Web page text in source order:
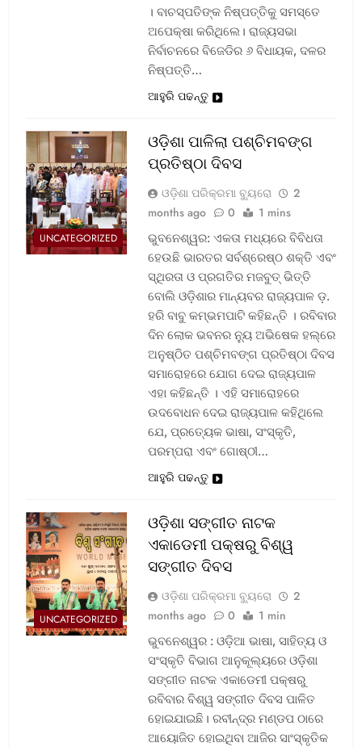
। ବାଚସ୍ପତିଙ୍କ ନିଷ୍ପତ୍ତିକୁ ସମସ୍ତେ
ଅପେକ୍ଷା କରିଥିଲେ। ରାଜ୍ୟସଭା
ନିର୍ବାଚନରେ ବିଜେଡିର ୬ ବିଧାୟକ, ଦଳର
ନିଷ୍ପତ୍ତି…
ଆହୁରି ପଢନ୍ତୁ
UNCATEGORIZED
ଓଡ଼ିଶା ପାଳିଲା ପଶ୍ଚିମବଙ୍ଗ
ପ୍ରତିଷ୍ଠା ଦିବସ
ଓଡ଼ିଶା ପରିକ୍ରମା ବ୍ୟୁରୋ
2
months ago
0 1 mins
ଭୁବନେଶ୍ୱର: ଏକତା ମଧ୍ୟରେ ବିବିଧତା
ହେଉଛି ଭାରତର ସର୍ବଶ୍ରେଷ୍ଠ ଶକ୍ତି ଏବଂ
ସ୍ଥିରତା ଓ ପ୍ରଗତିର ମଜବୁତ୍ ଭିତ୍ତି
ବୋଲି ଓଡ଼ିଶାର ମାନ୍ୟବର ରାଜ୍ୟପାଳ ଡ଼.
ହରି ବାବୁ କମ୍ଭମପାଟି କହିଛନ୍ତି । ରବିବାର
ଦିନ ଲୋକ ଭବନର ନ୍ୟୁ ଅଭିଷେକ ହଲ୍‌ରେ
ଅନୁଷ୍ଠିତ ପଶ୍ଚିମବଙ୍ଗ ପ୍ରତିଷ୍ଠା ଦିବସ
ସମାରୋହରେ ଯୋଗ ଦେଇ ରାଜ୍ୟପାଳ
ଏହା କହିଛନ୍ତି । ଏହି ସମାରୋହରେ
ଉଦବୋଧନ ଦେଇ ରାଜ୍ୟପାଳ କହିଥିଲେ
ଯେ, ପ୍ରତ୍ୟେକ ଭାଷା, ସଂସ୍କୃତି,
ପରମ୍ପରା ଏବଂ ଗୋଷ୍ଠୀ…
ଆହୁରି ପଢନ୍ତୁ
UNCATEGORIZED
ଓଡ଼ିଶା ସଙ୍ଗୀତ ନାଟକ
ଏକାଡେମୀ ପକ୍ଷରୁ ବିଶ୍ୱ
ସଙ୍ଗୀତ ଦିବସ
ଓଡ଼ିଶା ପରିକ୍ରମା ବ୍ୟୁରୋ
2
months ago
0 1 min
ଭୁବନେଶ୍ୱର : ଓଡ଼ିଆ ଭାଷା, ସାହିତ୍ୟ ଓ
ସଂସ୍କୃତି ବିଭାଗ ଆନୁକୂଲ୍ୟରେ ଓଡ଼ିଶା
ସଙ୍ଗୀତ ନାଟକ ଏକାଡେମୀ ପକ୍ଷରୁ
ରବିବାର ବିଶ୍ୱ ସଙ୍ଗୀତ ଦିବସ ପାଳିତ
ହୋଇଯାଇଛି। ରବୀନ୍ଦ୍ର ମଣ୍ଡପ ଠାରେ
ଆୟୋଜିତ ହୋଇଥିବା ଆଜିର ସାଂସ୍କୃତିକ